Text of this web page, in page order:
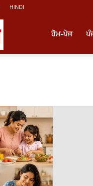
HINDI
News
ਹੋਮ-ਪੇਜ